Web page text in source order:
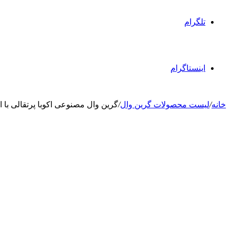
تلگرام
اینستاگرام
خانه/لیست محصولات گرین وال/گرین وال مصنوعی اکوبا پرتقالی با